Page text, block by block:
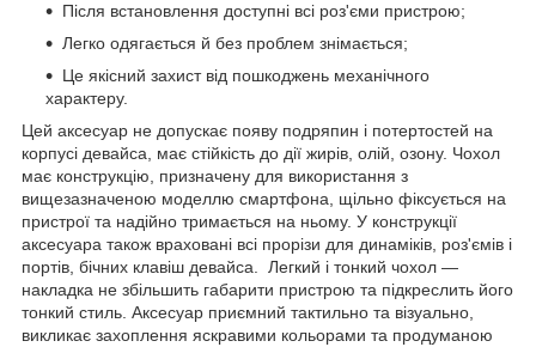
Після встановлення доступні всі роз'єми пристрою;
Легко одягається й без проблем знімається;
Це якісний захист від пошкоджень механічного
характеру.
Цей аксесуар не допускає появу подряпин і потертостей на
корпусі девайса, має стійкість до дії жирів, олій, озону. Чохол
має конструкцію, призначену для використання з
вищезазначеною моделлю смартфона, щільно фіксується на
пристрої та надійно тримається на ньому. У конструкції
аксесуара також враховані всі прорізи для динаміків, роз'ємів і
портів, бічних клавіш девайса. Легкий і тонкий чохол —
накладка не збільшить габарити пристрою та підкреслить його
тонкий стиль. Аксесуар приємний тактильно та візуально,
викликає захоплення яскравими кольорами та продуманою